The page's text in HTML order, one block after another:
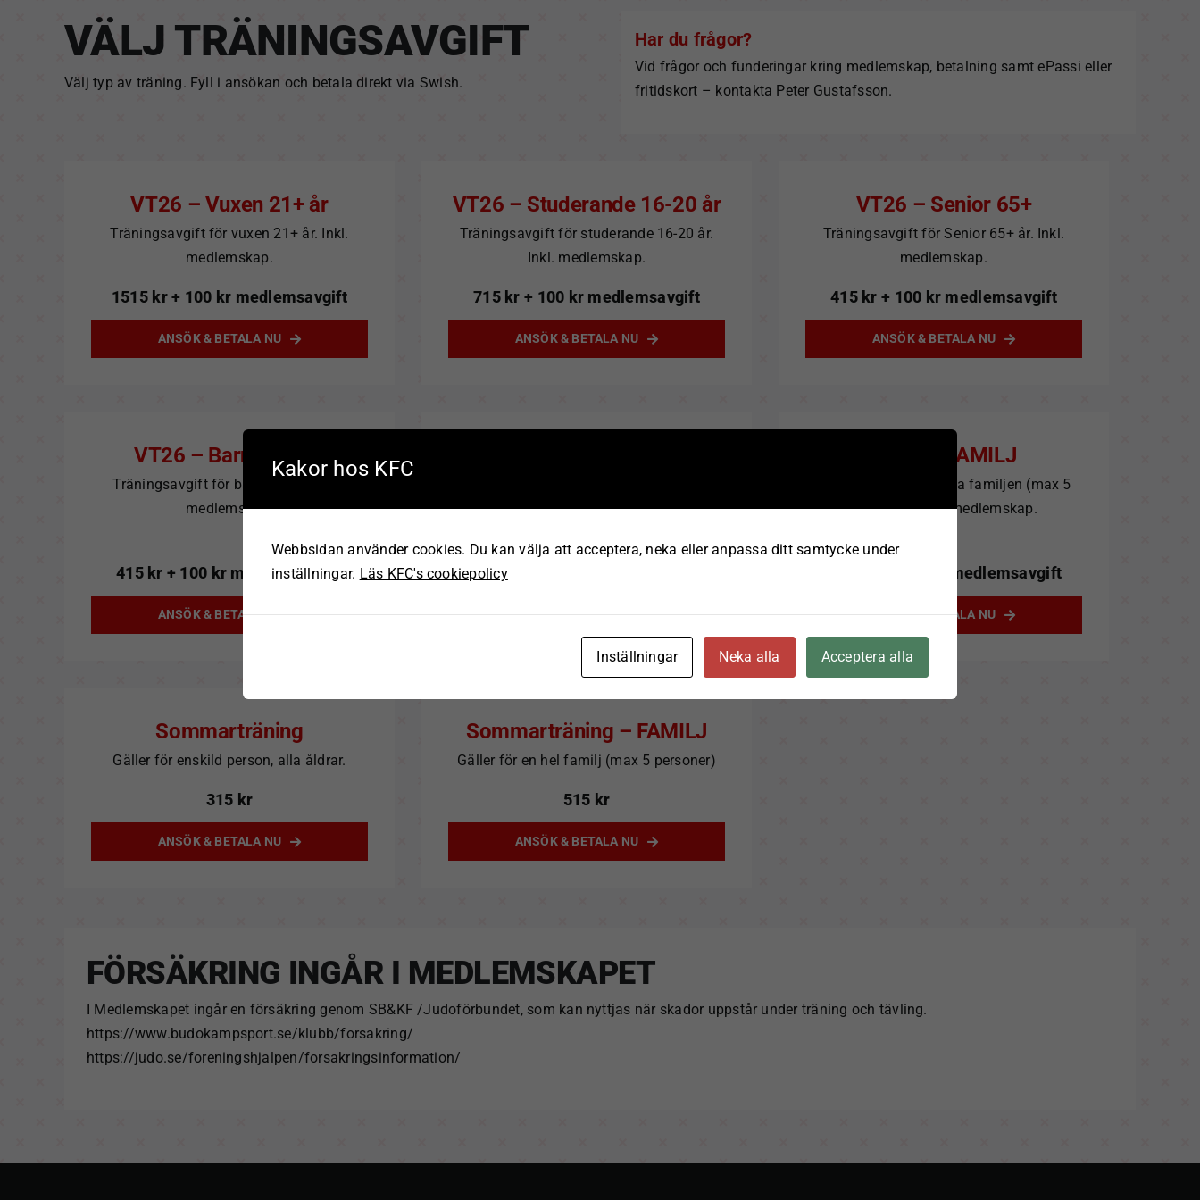
VÄLJ TRÄNINGSAVGIFT
Välj typ av träning. Fyll i ansökan och betala direkt via Swish.
Har du frågor?
Vid frågor och funderingar kring medlemskap, betalning samt ePassi eller
fritidskort – kontakta Peter Gustafsson.
VT26 – Vuxen 21+ år
Träningsavgift för vuxen 21+ år. Inkl.
medlemskap.
1515 kr + 100 kr medlemsavgift
ANSÖK & BETALA NU
VT26 – Studerande 16-20 år
Träningsavgift för studerande 16-20 år.
Inkl. medlemskap.
715 kr + 100 kr medlemsavgift
ANSÖK & BETALA NU
VT26 – Senior 65+
Träningsavgift för Senior 65+ år. Inkl.
medlemskap.
415 kr + 100 kr medlemsavgift
ANSÖK & BETALA NU
VT26 – Barn 7-15 år
Träningsavgift för barn 7-15 år. Inkl.
medlemskap.
415 kr + 100 kr medlemsavgift
ANSÖK & BETALA NU
Träningsavgift för Helgfys & Defendo.
515kr
ANSÖK & BETALA NU
VT26 – FAMILJ
Träningsavgift för hela familjen (max 5
personer). Inkl. medlemskap.
+ 100 kr medlemsavgift
ANSÖK & BETALA NU
Sommarträning
Gäller för enskild person, alla åldrar.
315 kr
ANSÖK & BETALA NU
Sommarträning – FAMILJ
Gäller för en hel familj (max 5 personer)
515 kr
ANSÖK & BETALA NU
FÖRSÄKRING INGÅR I MEDLEMSKAPET
I Medlemskapet ingår en försäkring genom SB&KF /Judoförbundet, som kan nyttjas när skador uppstår under träning och tävling.
https://www.budokampsport.se/klubb/forsakring/
https://judo.se/foreningshjalpen/forsakringsinformation/
Kakor hos KFC
Webbsidan använder cookies. Du kan välja att acceptera, neka eller anpassa ditt samtycke under
inställningar. Läs KFC's cookiepolicy
Inställningar Neka alla Acceptera alla